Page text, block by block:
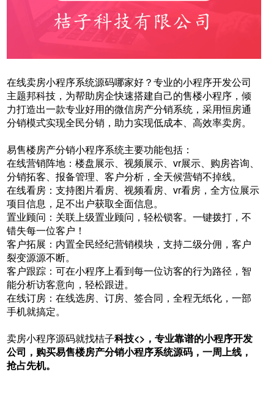
在线卖房小程序系统源码哪家好？专业的小程序开发公司
主题邦科技，为帮助房企快速搭建自己的售楼小程序，倾
力打造出一款专业好用的微信房产分销系统，采用恒房通
分销模式实现全民分销，助力实现低成本、高效率卖房。
易售楼房产分销小程序系统主要功能包括：
在线营销阵地：楼盘展示、视频展示、vr展示、购房咨询、
分销拓客、报备管理、客户分析，全天候营销不掉线。
在线看房：支持图片看房、视频看房、vr看房，全方位展示
项目信息，足不出户获取全面信息。
置业顾问：关联上级置业顾问，轻松锁客。一键拨打，不
错失每一位客户！
客户拓展：内置全民经纪营销模块，支持二级分佣，客户
裂变源源不断。
客户跟踪：可在小程序上看到每一位访客的行为路径，智
能分析访客意向，轻松跟进。
在线订房：在线选房、订房、签合同，全程无纸化，一部
手机就搞定。
卖房小程序源码就找桔子科技<>，专业靠谱的小程序开发
公司 ，购买易售楼房产分销小程序系统源码，一周上线，
抢占先机。